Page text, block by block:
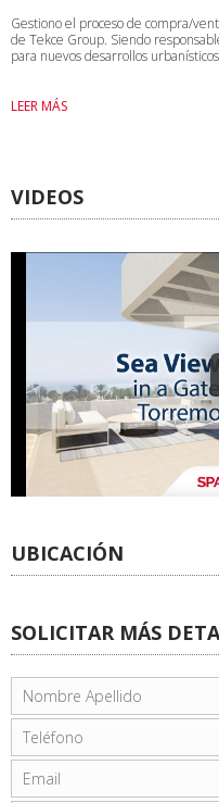
Gestiono el proceso de compra/
de Tekce Group. Siendo
para nuevos desarrollos
LEER MÁS
VIDEOS
UBICACIÓN
SOLICITAR MÁS